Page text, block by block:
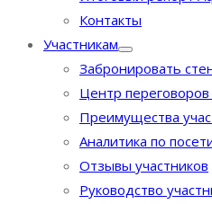
Контакты
Участникам
Забронировать
Центр
Преимущества
Аналитика по
Отзывы участников
Руководство